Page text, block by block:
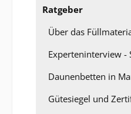
Ratgeber
Über das
Experteninterview -
Daunenbetten in
Gütesiegel und